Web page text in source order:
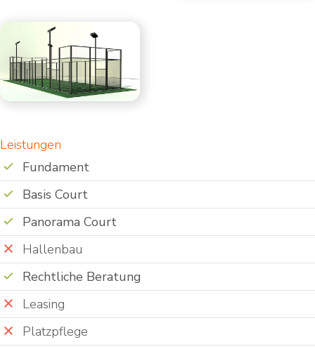
Leistungen
Fundament
Basis Court
Panorama Court
Hallenbau
Rechtliche Beratung
Leasing
Platzpflege